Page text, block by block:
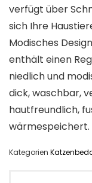
verfügt über
sich Ihre
Modisches
enthält einen
niedlich und
dick, waschbar,
hautfreundlich,
wärmespeichert.
Kategorien